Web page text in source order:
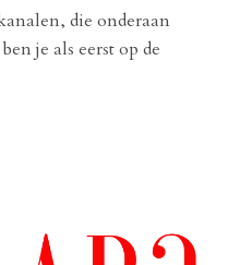
die onderaan
je als eerst op de